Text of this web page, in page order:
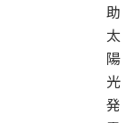
助
太
陽
光
発